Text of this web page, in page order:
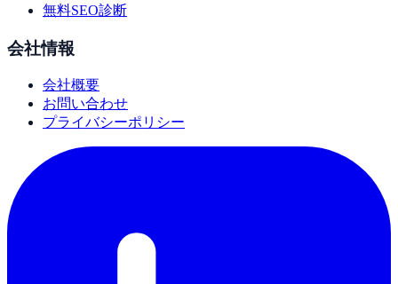
無料SEO診断
会社情報
会社概要
お問い合わせ
プライバシーポリシー